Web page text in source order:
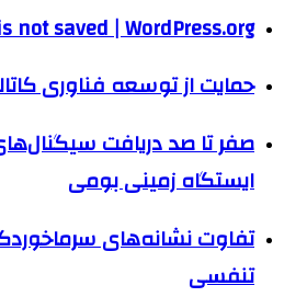
not saved | WordPress.org
حمایت از توسعه فناوری
صفر تا صد دریافت
ایستگاه زمینی بومی
تفاوت‌ نشانه‌های
تنفسی